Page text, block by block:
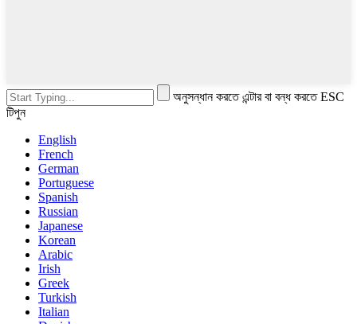
অনুসন্ধান করতে এন্টার বা বন্ধ করতে ESC
টিপুন
English
French
German
Portuguese
Spanish
Russian
Japanese
Korean
Arabic
Irish
Greek
Turkish
Italian